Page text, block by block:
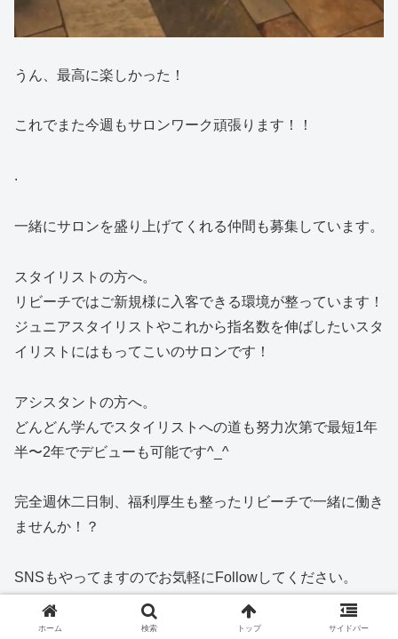
うん、最高に楽しかった！
これでまた今週もサロンワーク頑張ります！！
.
一緒にサロンを盛り上げてくれる仲間も募集しています。
スタイリストの方へ。
リビーチではご新規様に入客できる環境が整っています！
ジュニアスタイリストやこれから指名数を伸ばしたいスタ
イリストにはもってこいのサロンです！
アシスタントの方へ。
どんどん学んでスタイリストへの道も努力次第で最短1年
半〜2年でデビューも可能です^_^
完全週休二日制、福利厚生も整ったリビーチで一緒に働き
ませんか！？
SNSもやってますのでお気軽にFollowしてください。
ホーム 検索 トップ サイドバー